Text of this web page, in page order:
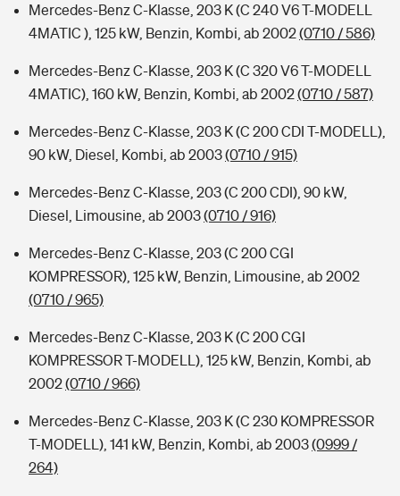
Mercedes-Benz C-Klasse, 203 K (C 240 V6 T-MODELL
4MATIC ), 125 kW, Benzin, Kombi, ab 2002(0710 / 586)
Mercedes-Benz C-Klasse, 203 K (C 320 V6 T-MODELL
4MATIC), 160 kW, Benzin, Kombi, ab 2002(0710 / 587)
Mercedes-Benz C-Klasse, 203 K (C 200 CDI T-MODELL),
90 kW, Diesel, Kombi, ab 2003(0710 / 915)
Mercedes-Benz C-Klasse, 203 (C 200 CDI), 90 kW,
Diesel, Limousine, ab 2003(0710 / 916)
Mercedes-Benz C-Klasse, 203 (C 200 CGI
KOMPRESSOR), 125 kW, Benzin, Limousine, ab 2002
(0710 / 965)
Mercedes-Benz C-Klasse, 203 K (C 200 CGI
KOMPRESSOR T-MODELL), 125 kW, Benzin, Kombi, ab
2002(0710 / 966)
Mercedes-Benz C-Klasse, 203 K (C 230 KOMPRESSOR
T-MODELL), 141 kW, Benzin, Kombi, ab 2003(0999 /
264)